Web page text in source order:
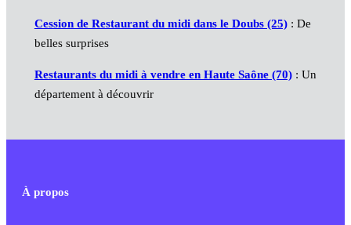
Cession de Restaurant du midi dans le Doubs (25): De
belles surprises
Restaurants du midi à vendre en Haute Saône (70): Un
département à découvrir
À propos